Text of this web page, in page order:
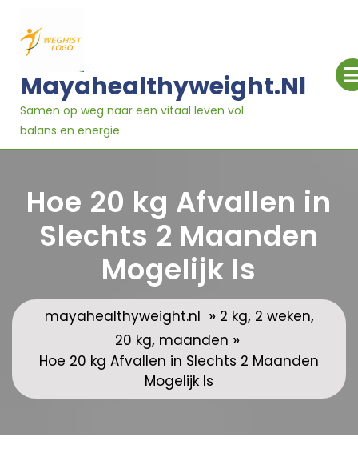
naar
inhoud
Mayahealthyweight.nl
Samen op weg naar een vitaal leven vol
balans en energie.
Hoe 20 kg Afvallen in
Slechts 2 Maanden
Mogelijk Is
mayahealthyweight.nl » 2 kg, 2 weken,
20 kg, maanden »
Hoe 20 kg Afvallen in Slechts 2 Maanden
Mogelijk Is